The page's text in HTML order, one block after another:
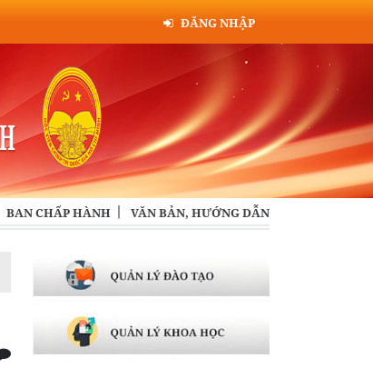
ĐĂNG NHẬP
BAN CHẤP HÀNH VĂN BẢN, HƯỚNG DẪN